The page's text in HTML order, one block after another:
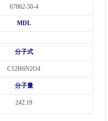
67862-50-4
MDL
分子式
C12H6N2O4
分子量
242.19